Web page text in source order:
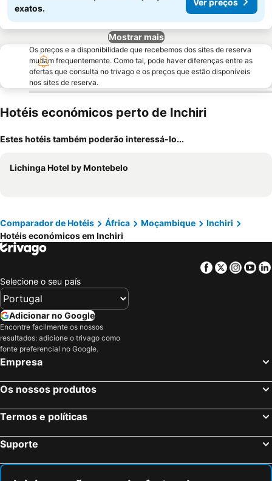
exatos.
Mostrar mais
Os preços e a disponibilidade que recebemos dos sites de reserva
mudam frequentemente. Como tal, pode haver diferenças entre as
ofertas que consulta no trivago e os preços que estão disponíveis
nos sites de reserva.
Hotéis económicos perto de Inchiri
Estes hotéis também poderão interessá-lo...
Lichinga Hotel by Montebelo
Comparador de Hotéis África Moçambique
Inchiri
Hotéis económicos em Inchiri
Facebook
Twitter
Selecione o seu país
Adicionar no Google
Encontre facilmente os nossos
resultados: adicione o trivago como
fonte preferencial no Google.
Empresa
Os nossos produtos
Termos e políticas
Suporte